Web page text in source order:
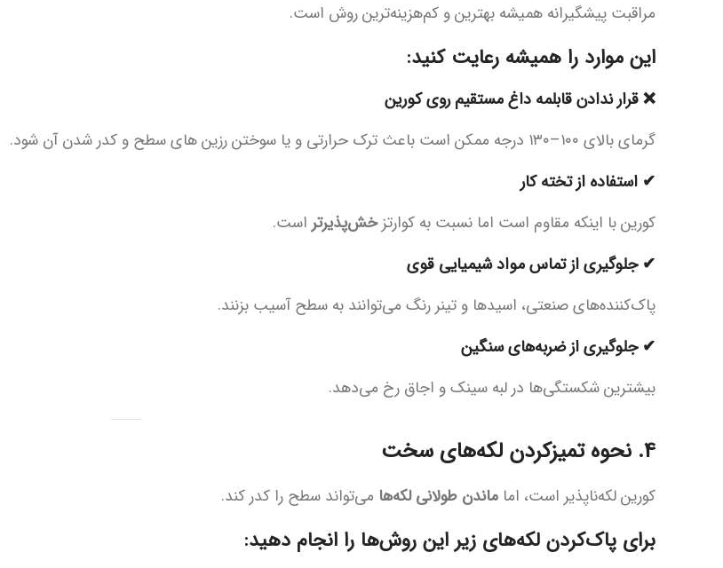
مراقبت پیشگیرانه همیشه بهترین و کم‌هزینه‌ترین روش است.
این موارد را همیشه رعایت کنید:
❌ قرار ندادن قابلمه داغ مستقیم روی کورین
گرمای بالای ۱۰۰–۱۳۰ درجه ممکن است باعث ترک حرارتی و یا سوختن رزین های سطح و کدر شدن آن شود.
✔ استفاده از تخته کار
کورین با اینکه مقاوم است اما نسبت به کوارتزخش‌پذیرتر است.
✔ جلوگیری از تماس مواد شیمیایی قوی
پاک‌کننده‌های صنعتی، اسیدها و تینر رنگ می‌توانند به سطح آسیب بزنند.
✔ جلوگیری از ضربه‌های سنگین
بیشترین شکستگی‌ها در لبه سینک و اجاق رخ می‌دهد.
4. نحوه تمیزکردن لکه‌های سخت
کورین لکه‌ناپذیر است، اما ماندن طولانی لکه‌ها می‌تواند سطح را کدر کند.
برای پاک‌کردن لکه‌های زیر این روش‌ها را انجام دهید: